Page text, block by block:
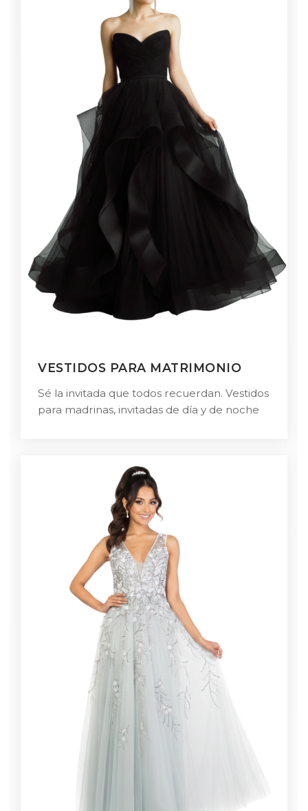
VESTIDOS PARA MATRIMONIO
Sé la invitada que todos recuerdan. Vestidos
para madrinas, invitadas de día y de noche